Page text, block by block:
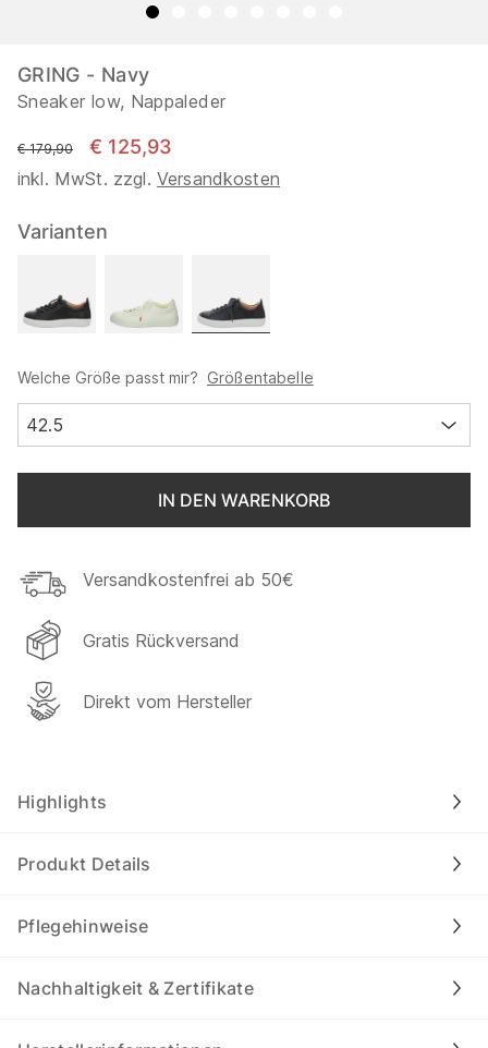
GRING - Navy
Sneaker low, Nappaleder
statt
€ 179,90 € 125,93
inkl. MwSt. zzgl. Versandkosten
Varianten
Welche Größe passt mir? Größentabelle
42.5
IN DEN WARENKORB
Versandkostenfrei ab 50€
Gratis Rückversand
Direkt vom Hersteller
Highlights
Produkt Details
Pflegehinweise
Nachhaltigkeit & Zertifikate